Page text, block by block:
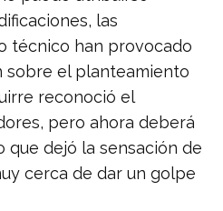
las
técnico han provocado
sobre el planteamiento
reconoció el
pero ahora deberá
que dejó la sensación de
cerca de dar un golpe